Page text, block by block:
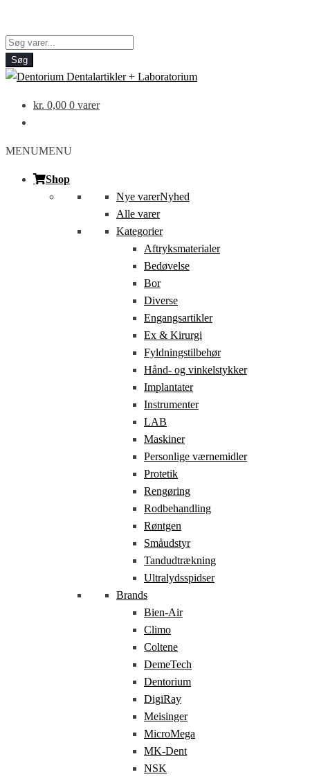
Products
search
Søg
kr. 0,00 0 varer
MENUMENU
Shop
Nye varerNyhed
Alle varer
Kategorier
Aftryksmaterialer
Bedøvelse
Bor
Diverse
Engangsartikler
Ex & Kirurgi
Fyldningstilbehør
Hånd- og vinkelstykker
Implantater
Instrumenter
LAB
Maskiner
Personlige værnemidler
Protetik
Rengøring
Rodbehandling
Røntgen
Småudstyr
Tandudtrækning
Ultralydsspidser
Brands
Bien-Air
Climo
Coltene
DemeTech
Dentorium
DigiRay
Meisinger
MicroMega
MK-Dent
NSK